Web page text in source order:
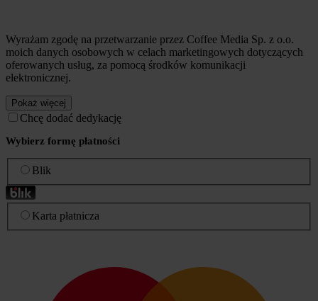
Wyrażam zgodę na przetwarzanie przez Coffee Media Sp. z o.o.
moich danych osobowych w celach marketingowych dotyczących
oferowanych usług, za pomocą środków komunikacji
elektronicznej.
Pokaż więcej
Chcę dodać dedykację
Wybierz formę płatności
Blik
Karta płatnicza